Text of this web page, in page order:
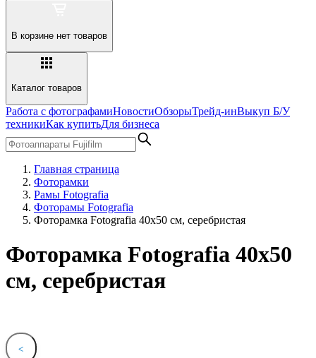
В корзине нет товаров
Каталог товаров
Работа с фотографамиНовостиОбзорыТрейд-инВыкуп Б/У
техникиКак купитьДля бизнеса
Главная страница
Фоторамки
Рамы Fotografia
Фоторамы Fotografia
Фоторамка Fotografia 40x50 см, серебристая
Фоторамка Fotografia 40x50
см, серебристая
<